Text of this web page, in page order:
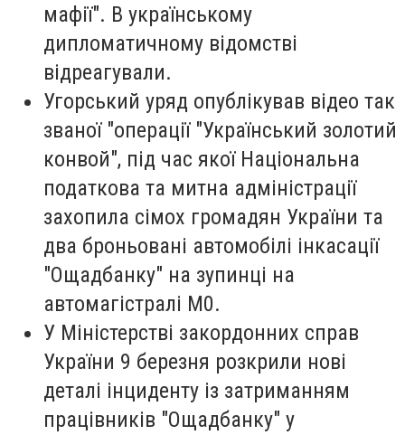
мафії". В українському
дипломатичному відомстві
відреагували.
Угорський уряд опублікував відео так
званої "операції "Український золотий
конвой", під час якої Національна
податкова та митна адміністрації
захопила сімох громадян України та
два броньовані автомобілі інкасації
"Ощадбанку" на зупинці на
автомагістралі М0.
У Міністерстві закордонних справ
України 9 березня розкрили нові
деталі інциденту із затриманням
працівників "Ощадбанку" у